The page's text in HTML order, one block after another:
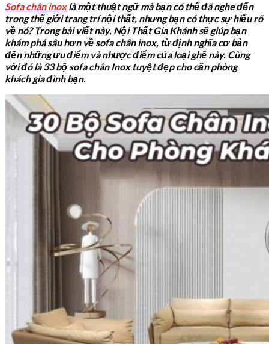
Sofa chân inoxlà một thuật ngữ mà bạn có thể đã nghe đến
trong thế giới trang trí nội thất, nhưng bạn có thực sự hiểu rõ
về nó? Trong bài viết này, Nội Thất Gia Khánh sẽ giúp bạn
khám phá sâu hơn về sofa chân inox, từ định nghĩa cơ bản
đến những ưu điểm và nhược điểm của loại ghế này. Cùng
với đó là 33 bộ sofa chân Inox tuyệt đẹp cho căn phòng
khách gia đình bạn.